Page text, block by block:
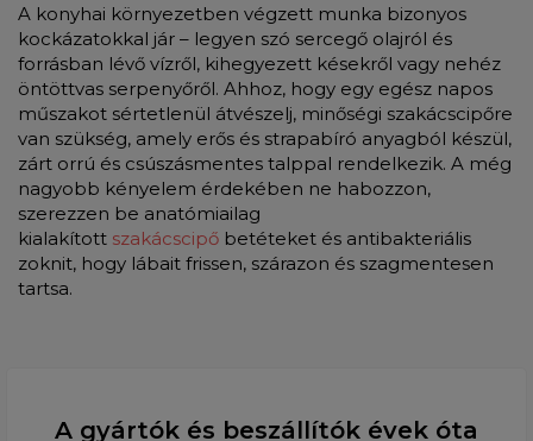
A konyhai környezetben végzett munka bizonyos
kockázatokkal jár – legyen szó sercegő olajról és
forrásban lévő vízről, kihegyezett késekről vagy nehéz
öntöttvas serpenyőről. Ahhoz, hogy egy egész napos
műszakot sértetlenül átvészelj, minőségi szakácscipőre
van szükség, amely erős és strapabíró anyagból készül,
zárt orrú és csúszásmentes talppal rendelkezik. A még
nagyobb kényelem érdekében ne habozzon,
szerezzen be anatómiailag
kialakított szakácscipő betéteket és antibakteriális
zoknit, hogy lábait frissen, szárazon és szagmentesen
tartsa.
A gyártók és beszállítók évek óta